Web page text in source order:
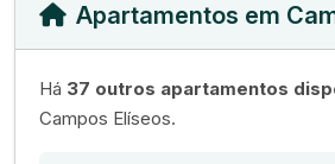
Apartamentos em
Há 37 outros apartamentos
Campos Elíseos.